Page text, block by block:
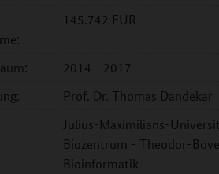
145.742 EUR
2014 - 2017
Prof. Dr. Thomas Dandekar
Julius-Maximilians-
Biozentrum - Theodor-
Bioinformatik